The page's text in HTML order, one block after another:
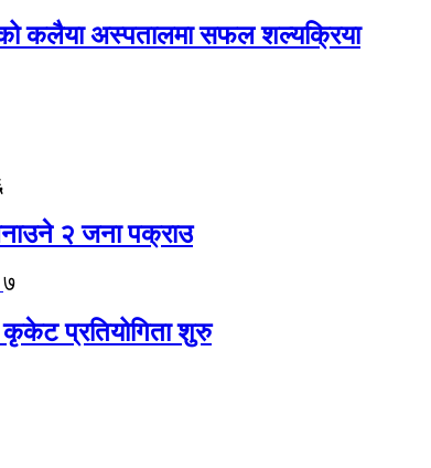
कलैया अस्पतालमा सफल शल्यक्रिया
२ जना पक्राउ
७
कृकेट प्रतियोगिता शुरु